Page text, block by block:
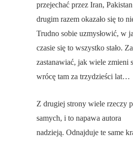
przejechać przez Iran,
drugim razem okazało się to
Trudno sobie uzmysłowić, w
czasie się to wszystko stało.
zastanawiać, jak wiele zmieni
wrócę tam za trzydzieści lat…
Z drugiej strony wiele rzeczy
samych, i to napawa autora
nadzieją. Odnajduje te same